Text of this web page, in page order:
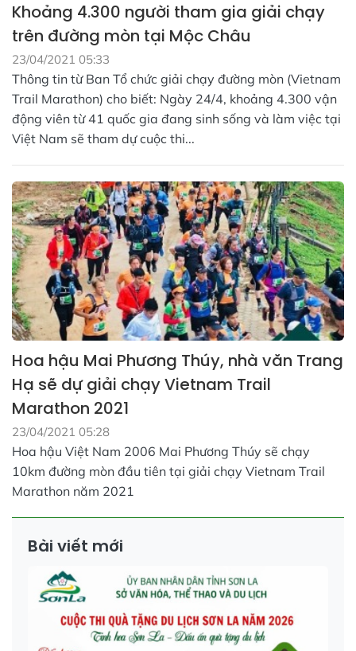
Khoảng 4.300 người tham gia giải chạy
trên đường mòn tại Mộc Châu
23/04/2021 05:33
Thông tin từ Ban Tổ chức giải chạy đường mòn (Vietnam
Trail Marathon) cho biết: Ngày 24/4, khoảng 4.300 vận
động viên từ 41 quốc gia đang sinh sống và làm việc tại
Việt Nam sẽ tham dự cuộc thi...
Hoa hậu Mai Phương Thúy, nhà văn Trang
Hạ sẽ dự giải chạy Vietnam Trail
Marathon 2021
23/04/2021 05:28
Hoa hậu Việt Nam 2006 Mai Phương Thúy sẽ chạy
10km đường mòn đầu tiên tại giải chạy Vietnam Trail
Marathon năm 2021
Bài viết mới